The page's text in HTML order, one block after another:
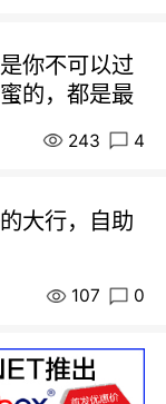
你不可以过
的，都是最
243 4
大行，自助
107 0